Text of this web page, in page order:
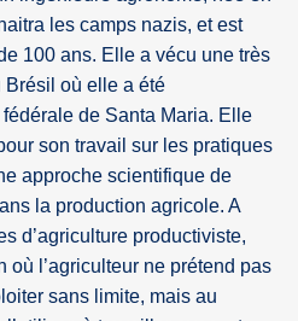
les camps nazis, et est
100 ans. Elle a vécu une très
Brésil où elle a été
de Santa Maria. Elle
son travail sur les pratiques
approche scientifique de
la production agricole. A
d’agriculture productiviste,
où l’agriculteur ne prétend pas
sans limite, mais au